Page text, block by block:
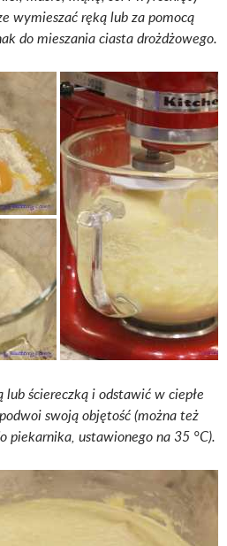
wymieszać ręką lub za pomocą
do mieszania ciasta drożdżowego.
ściereczką i odstawić w ciepłe
swoją objętość (można też
piekarnika, ustawionego na 35 °C).